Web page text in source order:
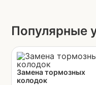
Популярные
Замена тормозных
колодок